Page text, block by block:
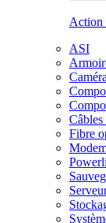
Action
ASI
Câbles
Fibre